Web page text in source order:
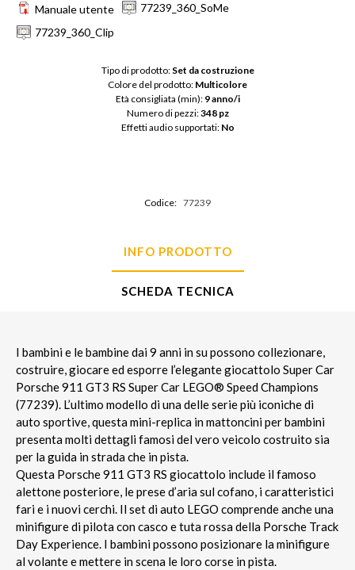
Manuale utente
77239_360_SoMe
77239_360_Clip
Tipo di prodotto: Set da costruzione
Colore del prodotto: Multicolore
Età consigliata (min): 9 anno/i
Numero di pezzi: 348 pz
Effetti audio supportati: No
Codice: 77239
INFO PRODOTTO
SCHEDA TECNICA
I bambini e le bambine dai 9 anni in su possono collezionare,
costruire, giocare ed esporre l’elegante giocattolo Super Car
Porsche 911 GT3 RS Super Car LEGO® Speed Champions
(77239). L’ultimo modello di una delle serie più iconiche di
auto sportive, questa mini-replica in mattoncini per bambini
presenta molti dettagli famosi del vero veicolo costruito sia
per la guida in strada che in pista.
Questa Porsche 911 GT3 RS giocattolo include il famoso
alettone posteriore, le prese d’aria sul cofano, i caratteristici
fari e i nuovi cerchi. Il set di auto LEGO comprende anche una
minifigure di pilota con casco e tuta rossa della Porsche Track
Day Experience. I bambini possono posizionare la minifigure
al volante e mettere in scena le loro corse in pista.